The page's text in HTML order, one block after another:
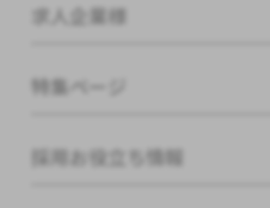
求人企業様
特集ページ
採用お役立ち情報